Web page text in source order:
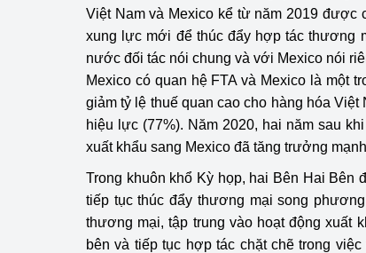
Việt Nam và Mexico kể từ năm 2019 được
xung lực mới để thúc đẩy hợp tác thương
nước đối tác nói chung và với Mexico nói
Mexico có quan hệ FTA và Mexico là một
giảm tỷ lệ thuế quan cao cho hàng hóa
hiệu lực (77%). Năm 2020, hai năm sau
xuất khẩu sang Mexico đã tăng trưởng
Trong khuôn khổ Kỳ họp, hai Bên Hai Bên
tiếp tục thúc đẩy thương mại song
thương mại, tập trung vào hoạt động xuất
bên và tiếp tục hợp tác chặt chẽ trong